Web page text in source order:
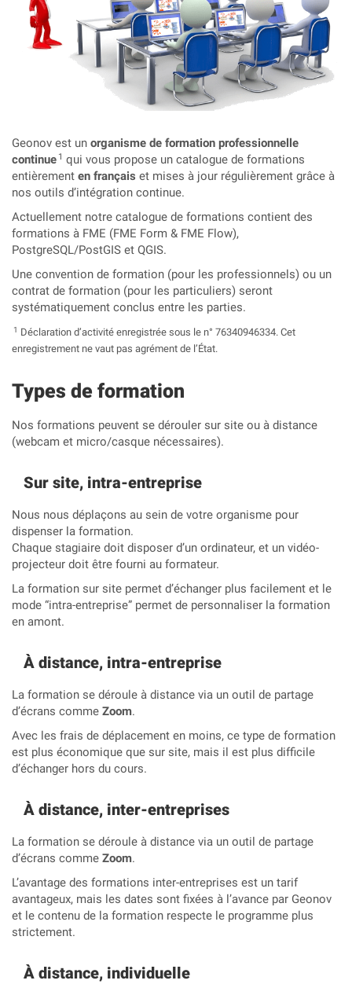
Geonov est un organisme de formation professionnelle
continue 1 qui vous propose un catalogue de formations
entièrement en français et mises à jour régulièrement grâce à
nos outils d’intégration continue.
Actuellement notre catalogue de formations contient des
formations à FME (FME Form & FME Flow),
PostgreSQL/PostGIS et QGIS.
Une convention de formation (pour les professionnels) ou un
contrat de formation (pour les particuliers) seront
systématiquement conclus entre les parties.
1 Déclaration d’activité enregistrée sous le n° 76340946334. Cet
enregistrement ne vaut pas agrément de l’État.
Types de formation
Nos formations peuvent se dérouler sur site ou à distance
(webcam et micro/casque nécessaires).
Sur site, intra-entreprise
Nous nous déplaçons au sein de votre organisme pour
dispenser la formation.
Chaque stagiaire doit disposer d’un ordinateur, et un vidéo-
projecteur doit être fourni au formateur.
La formation sur site permet d’échanger plus facilement et le
mode “intra-entreprise” permet de personnaliser la formation
en amont.
À distance, intra-entreprise
La formation se déroule à distance via un outil de partage
d’écrans comme Zoom.
Avec les frais de déplacement en moins, ce type de formation
est plus économique que sur site, mais il est plus difficile
d’échanger hors du cours.
À distance, inter-entreprises
La formation se déroule à distance via un outil de partage
d’écrans comme Zoom.
L’avantage des formations inter-entreprises est un tarif
avantageux, mais les dates sont fixées à l’avance par Geonov
et le contenu de la formation respecte le programme plus
strictement.
À distance, individuelle